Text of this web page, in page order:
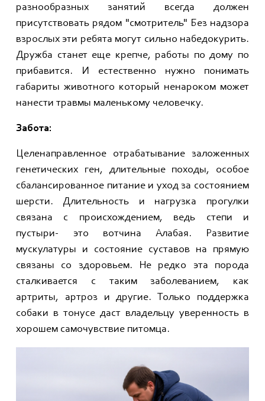
разнообразных занятий всегда должен
присутствовать рядом "смотритель" Без надзора
взрослых эти ребята могут сильно набедокурить.
Дружба станет еще крепче, работы по дому по
прибавится. И естественно нужно понимать
габариты животного который ненароком может
нанести травмы маленькому человечку.
Забота:
Целенаправленное отрабатывание заложенных
генетических ген, длительные походы, особое
сбалансированное питание и уход за состоянием
шерсти. Длительность и нагрузка прогулки
связана с происхождением, ведь степи и
пустыри- это вотчина Алабая. Развитие
мускулатуры и состояние суставов на прямую
связаны со здоровьем. Не редко эта порода
сталкивается с таким заболеванием, как
артриты, артроз и другие. Только поддержка
собаки в тонусе даст владельцу уверенность в
хорошем самочувствие питомца.